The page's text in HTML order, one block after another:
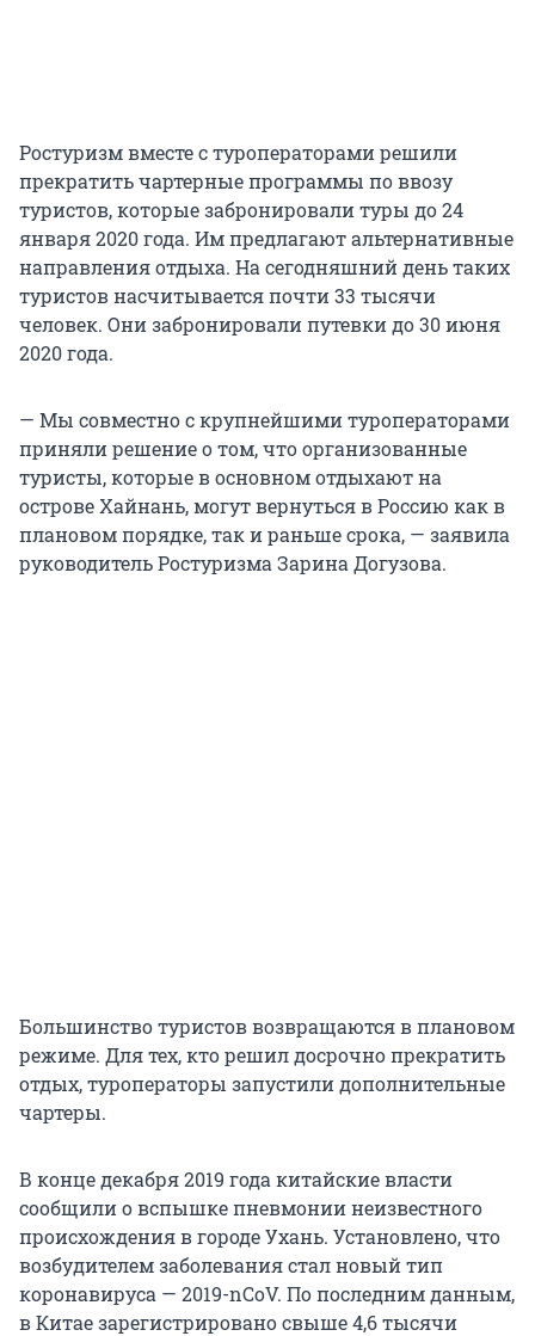
Ростуризм вместе с туроператорами решили
прекратить чартерные программы по ввозу
туристов, которые забронировали туры до 24
января 2020 года. Им предлагают альтернативные
направления отдыха. На сегодняшний день таких
туристов насчитывается почти 33 тысячи
человек. Они забронировали путевки до 30 июня
2020 года.
— Мы совместно с крупнейшими туроператорами
приняли решение о том, что организованные
туристы, которые в основном отдыхают на
острове Хайнань, могут вернуться в Россию как в
плановом порядке, так и раньше срока, — заявила
руководитель Ростуризма Зарина Догузова.
Большинство туристов возвращаются в плановом
режиме. Для тех, кто решил досрочно прекратить
отдых, туроператоры запустили дополнительные
чартеры.
В конце декабря 2019 года китайские власти
сообщили о вспышке пневмонии неизвестного
происхождения в городе Ухань. Установлено, что
возбудителем заболевания стал новый тип
коронавируса — 2019-nCoV. По последним данным,
в Китае зарегистрировано свыше 4,6 тысячи